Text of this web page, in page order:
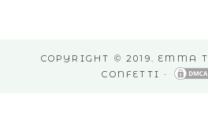
COPYRIGHT © 2019. EMMA
CONFETTI ·